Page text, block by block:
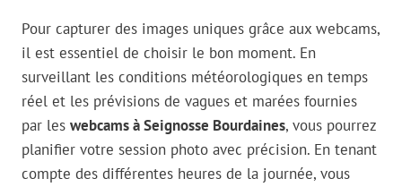
Pour capturer des images uniques grâce aux webcams,
il est essentiel de choisir le bon moment. En
surveillant les conditions météorologiques en temps
réel et les prévisions de vagues et marées fournies
par les webcams à Seignosse Bourdaines, vous pourrez
planifier votre session photo avec précision. En tenant
compte des différentes heures de la journée, vous